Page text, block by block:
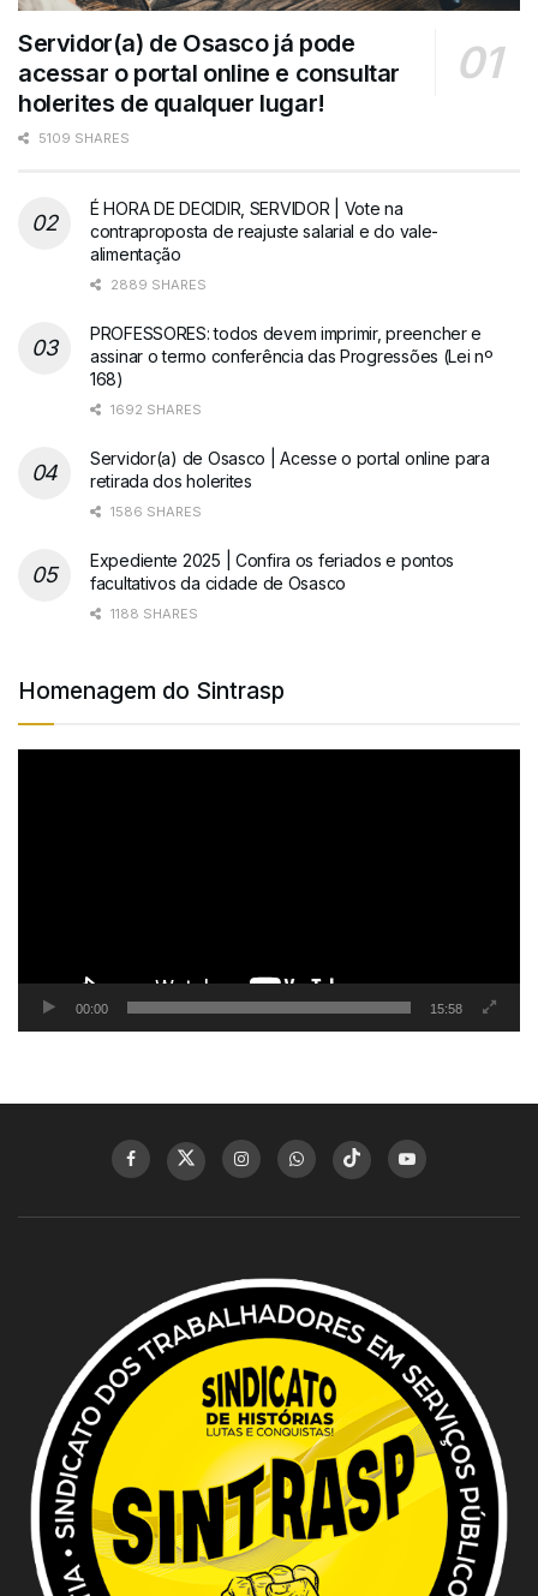
Servidor(a) de Osasco já pode
acessar o portal online e consultar
holerites de qualquer lugar!
5109 SHARES
É HORA DE DECIDIR, SERVIDOR | Vote na
contraproposta de reajuste salarial e do vale-
alimentação
2889 SHARES
PROFESSORES: todos devem imprimir, preencher e
assinar o termo conferência das Progressões (Lei nº
168)
1692 SHARES
Servidor(a) de Osasco | Acesse o portal online para
retirada dos holerites
1586 SHARES
Expediente 2025 | Confira os feriados e pontos
facultativos da cidade de Osasco
1188 SHARES
Homenagem do Sintrasp
00:00 15:58